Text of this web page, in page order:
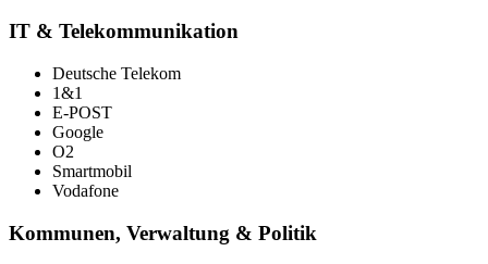
IT & Telekommunikation
Deutsche Telekom
1&1
E-POST
Google
O2
Smartmobil
Vodafone
Kommunen, Verwaltung & Politik